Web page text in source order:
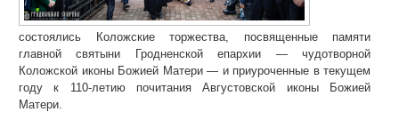
состоялись Коложские торжества, посвященные памяти
главной святыни Гродненской епархии — чудотворной
Коложской иконы Божией Матери — и приуроченные в текущем
году к 110-летию почитания Августовской иконы Божией
Матери.